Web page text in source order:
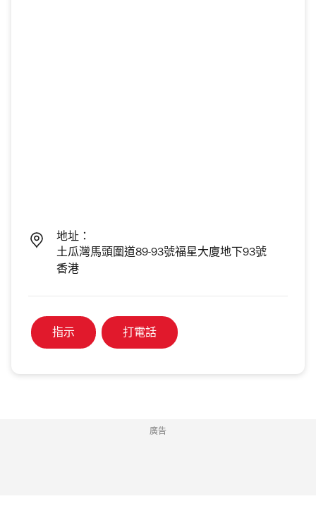
地址：
土瓜灣馬頭圍道89-93號福星大廈地下93號
香港
指示 打電話
廣告